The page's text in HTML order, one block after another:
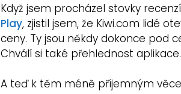
Když jsem procházel stovky
Play, zjistil jsem, že Kiwi.com lidé
ceny. Ty jsou někdy dokonce pod
Chválí si také přehlednost aplikace.
A teď k těm méně příjemným